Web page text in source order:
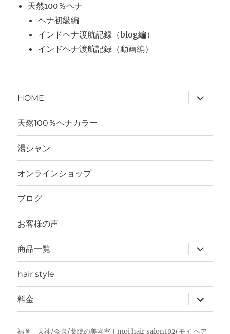
天然100％ヘナ
ヘナ初級編
インドヘナ渡航記録（blog編）
インドヘナ渡航記録（動画編）
HOME
サ
ブ
メ
ー
開
天然100％ヘナカラー
湯シャン
オンラインショップ
ブログ
お客様の声
商品一覧
サ
ブ
メ
ー
を
展
開
hair style
料金
サ
ブ
メ
ュ
福岡｜天神/今泉/薬院の美容室｜moi hair salon102(モイ ヘア